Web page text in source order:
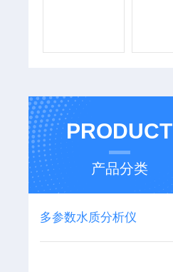
PRODUCT
产品分类
多参数水质分析仪